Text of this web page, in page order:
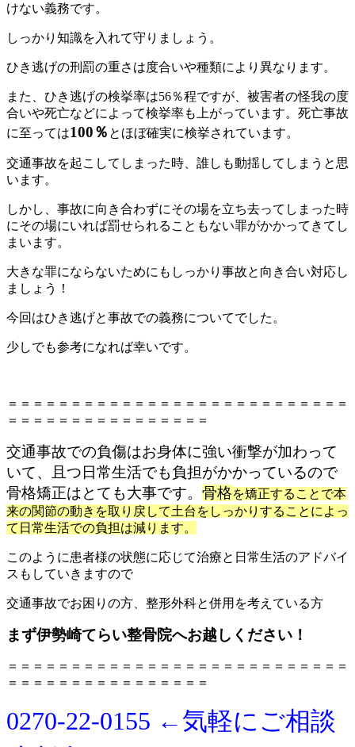
けない義務です。
しっかり知識を入れて守りましょう。
ひき逃げの刑罰の重さは度合いや種類により異なります。
また、ひき逃げの検挙率は56％程ですが、被害者の怪我の度
合いや死亡などによって検挙率も上がっています。死亡事故
に至っては100％ とほぼ確実に検挙されています。
交通事故を起こしてしまった時、誰しも動揺してしまうと思
います。
しかし、事故に向き合わずにその場を立ち去ってしまった時
にその場にいれば罰せられることもない罪がかかってきてし
まいます。
大きな罪にならないためにもしっかり事故と向き合い対応し
ましょう！
今回はひき逃げと事故での義務についてでした。
少しでも参考になれば幸いです。
＝＝＝＝＝＝＝＝＝＝＝＝＝＝＝＝＝＝＝＝＝＝＝＝＝＝＝
＝＝＝＝＝＝＝＝＝＝＝＝＝＝＝＝
交通事故での負傷はお身体に強い衝撃が加わって
いて、且つ日常生活でも負担がかかっているので
骨格矯正はとても大事です。 骨格を矯正することで本
来の関節の動きを取り戻して土台をしっかりすることによっ
て日常生活での負担は減ります。
このように患者様の状態に応じて治療と日常生活のアドバイ
スもしていきますので
交通事故でお困りの方、整形外科と併用を考えている方
まず伊勢崎てらい整骨院へお越しください！
＝＝＝＝＝＝＝＝＝＝＝＝＝＝＝＝＝＝＝＝＝＝＝＝＝＝＝
＝＝＝＝＝＝＝＝＝＝＝＝＝＝＝＝
0270-22-0155 ←気軽にご相談